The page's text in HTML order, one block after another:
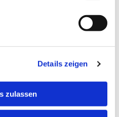
Details zeigen
zulassen